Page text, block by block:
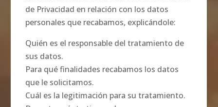
de Privacidad en relación con los datos
personales que recabamos, explicándole:
Quién es el responsable del tratamiento de
sus datos.
Para qué finalidades recabamos los datos
que le solicitamos.
Cuál es la legitimación para su tratamiento.